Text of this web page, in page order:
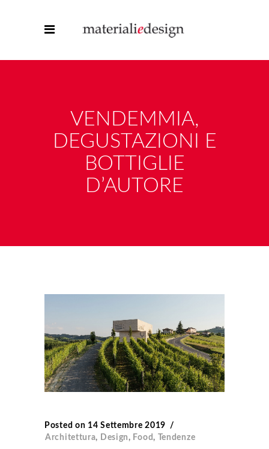
VENDEMMIA,
DEGUSTAZIONI E
BOTTIGLIE
D’AUTORE
Posted on 14 Settembre 2019
Architettura, Design, Food, Tendenze